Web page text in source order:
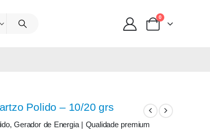
0
Polido – 10/20 grs
Gerador de Energia | Qualidade premium